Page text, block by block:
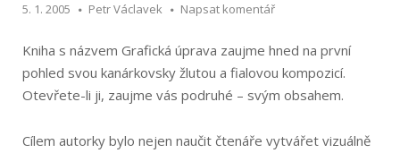
5. 1. 2005 Petr Václavek Napsat komentář
Kniha s názvem Grafická úprava zaujme hned na první
pohled svou kanárkovsky žlutou a fialovou kompozicí.
Otevřete-li ji, zaujme vás podruhé – svým obsahem.
Cílem autorky bylo nejen naučit čtenáře vytvářet vizuálně